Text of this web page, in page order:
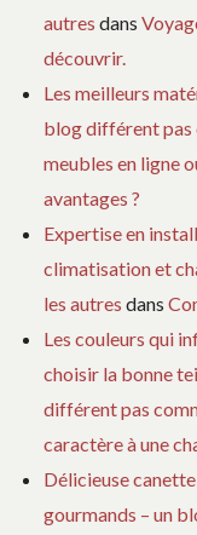
autres dans
découvrir.
Les meilleurs
blog différent pas
meubles en ligne
avantages ?
Expertise en
climatisation et
les autres dans
Les couleurs qui
choisir la bonne
différent pas
caractère à une
Délicieuse
gourmands – un